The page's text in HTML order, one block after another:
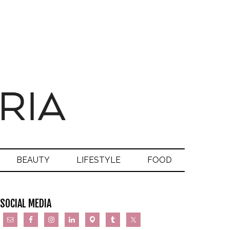
BEAUTY LIFESTYLE FOOD
SOCIAL MEDIA